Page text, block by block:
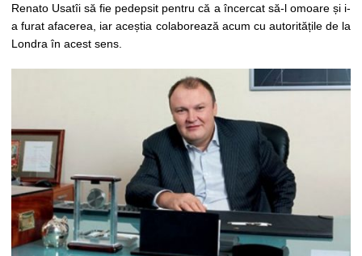
Renato Usatîi să fie pedepsit pentru că a încercat să-l omoare și i-
a furat afacerea, iar aceștia colaborează acum cu autoritățile de la
Londra în acest sens.